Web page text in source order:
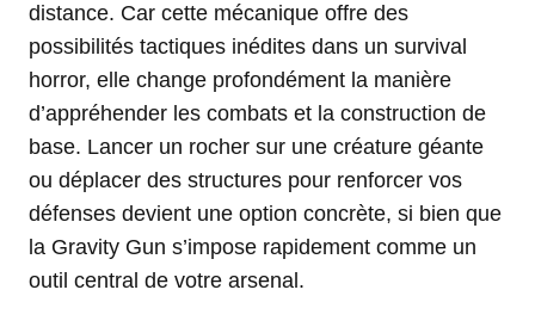
distance. Car cette mécanique offre des
possibilités tactiques inédites dans un survival
horror, elle change profondément la manière
d’appréhender les combats et la construction de
base. Lancer un rocher sur une créature géante
ou déplacer des structures pour renforcer vos
défenses devient une option concrète, si bien que
la Gravity Gun s’impose rapidement comme un
outil central de votre arsenal.